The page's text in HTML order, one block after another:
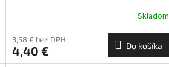
Skladom
3,58 € bez DPH
4,40 € Do košíka